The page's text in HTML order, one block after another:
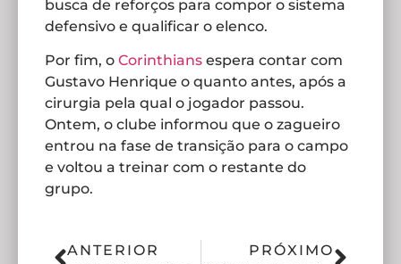
busca de reforços para compor o sistema
defensivo e qualificar o elenco.
Por fim, o Corinthians espera contar com
Gustavo Henrique o quanto antes, após a
cirurgia pela qual o jogador passou.
Ontem, o clube informou que o zagueiro
entrou na fase de transição para o campo
e voltou a treinar com o restante do
grupo.
ANTERIOR PRÓXIMO